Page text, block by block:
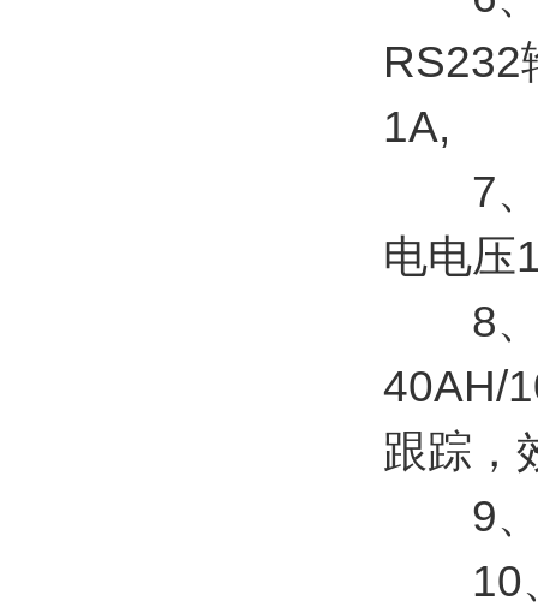
RS232
1A,
7、
电电压
8、
40AH/
跟踪，
9、
10、